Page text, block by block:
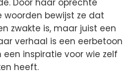
woorden bewijst ze dat
zwakte is, maar juist een
verhaal is een eerbetoon
inspiratie voor wie zelf
heeft.